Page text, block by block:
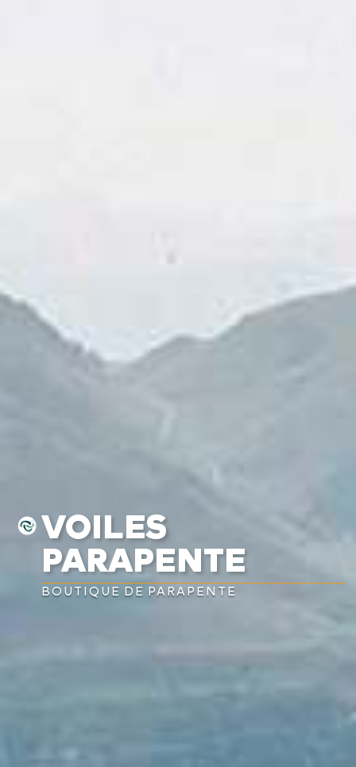
VOILES
PARAPENTE
BOUTIQUE DE PARAPENTE